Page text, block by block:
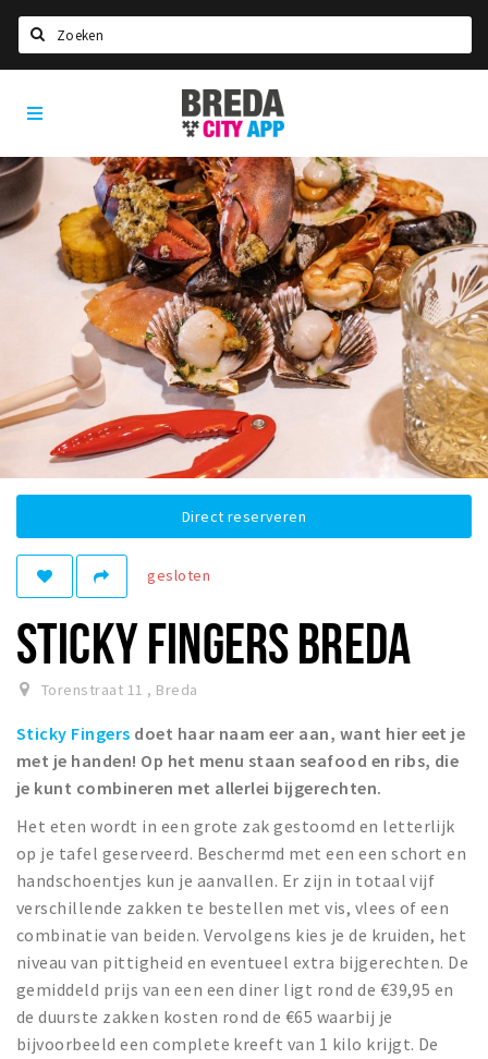
Home
Agenda
Deals
Party pics
Nieuws, interviews & blogs
Drinken
Slapen
Recreatief
Winkels
Parkeren
Musea, theaters & podia
Uitjes & activiteiten
Natuurgebieden
Baroniepoorten
Sport
Privacy
Inloggen
Breda
City
App
Direct reserveren
gesloten
STICKY FINGERS BREDA
Torenstraat 11 , Breda
Sticky Fingers doet haar naam eer aan, want hier eet je
met je handen! Op het menu staan seafood en ribs, die
je kunt combineren met allerlei bijgerechten.
Het eten wordt in een grote zak gestoomd en letterlijk
op je tafel geserveerd. Beschermd met een een schort en
handschoentjes kun je aanvallen. Er zijn in totaal vijf
verschillende zakken te bestellen met vis, vlees of een
combinatie van beiden. Vervolgens kies je de kruiden, het
niveau van pittigheid en eventueel extra bijgerechten. De
gemiddeld prijs van een een diner ligt rond de €39,95 en
de duurste zakken kosten rond de €65 waarbij je
bijvoorbeeld een complete kreeft van 1 kilo krijgt. De